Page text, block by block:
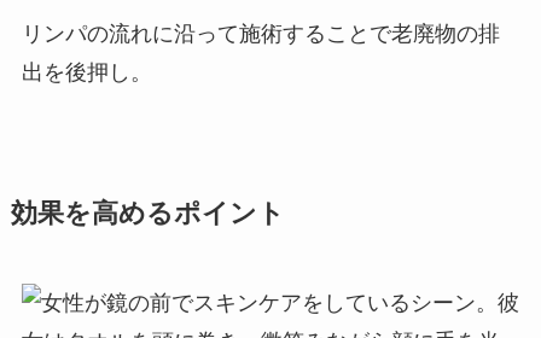
リンパの流れに沿って施術することで老廃物の排
出を後押し。
効果を高めるポイント